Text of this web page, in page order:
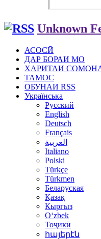
Unknown
АСОСӢ
ДАР БОРАИ МО
ХАРИТАИ
ТАМОС
ОБУНАИ RSS
Українська
Русский
English
Deutsch
Français
العربية
Italiano
Polski
Türkçe
Türkmen
Беларуская
Қазақ
Кыргыз
Oʻzbek
Тоҷикӣ
հայերէն